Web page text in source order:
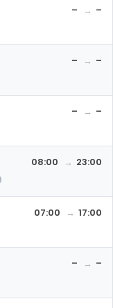
– –
– –
– –
08:00 23:00
07:00 17:00
– –